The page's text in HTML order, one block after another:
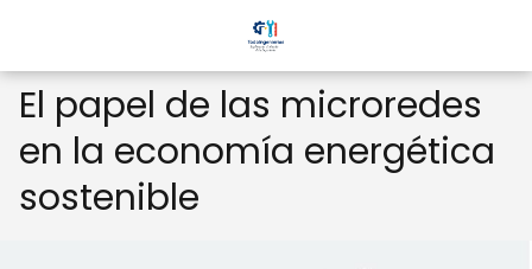
El papel de las microredes
en la economía energética
sostenible